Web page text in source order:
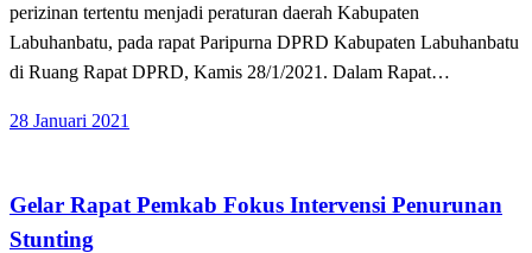
perizinan tertentu menjadi peraturan daerah Kabupaten
Labuhanbatu, pada rapat Paripurna DPRD Kabupaten Labuhanbatu
di Ruang Rapat DPRD, Kamis 28/1/2021. Dalam Rapat…
Posted
28 Januari 2021
Gelar Rapat Pemkab Fokus Intervensi Penurunan
Stunting